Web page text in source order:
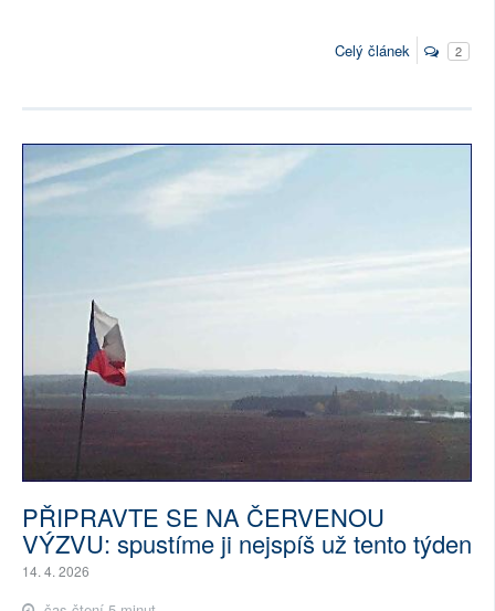
Celý článek 2
PŘIPRAVTE SE NA ČERVENOU
VÝZVU: spustíme ji nejspíš už tento týden
14. 4. 2026